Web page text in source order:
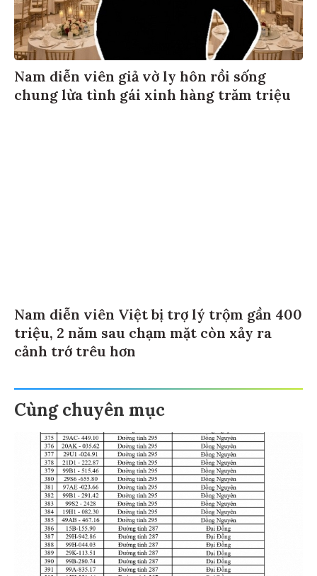
Nam diễn viên giả vờ ly hôn rồi sống
chung lừa tình gái xinh hàng trăm triệu
Nam diễn viên Việt bị trợ lý trộm gần 400
triệu, 2 năm sau chạm mặt còn xảy ra
cảnh trớ trêu hơn
Cùng chuyên mục